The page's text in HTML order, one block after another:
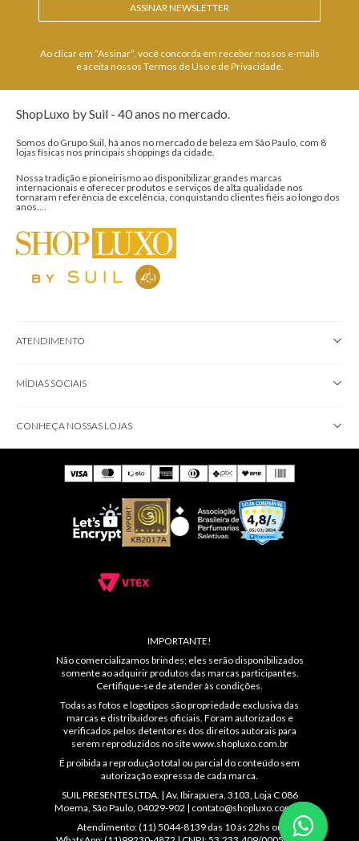
ASSINAR NEWSLETTER
Ao clicar em “Assinar”, você concorda em receber nossos e-mails
e aceita nossos Termos de Uso e de Privacidade.
ShopLuxo by Suil - 40 anos no mercado.
Somos do Grupo Suil, há anos no mercado de beleza em São Paulo, com 8
lojas físicas nos principais shoppings da cidade.
Nossa tradição e pioneirismo ao disponibilizar grandes marcas
internacionais e oferecer produtos e serviços de alta qualidade nos
tornaram referência de excelência, conquistando clientes fiéis ao longo dos
anos....
ATENDIMENTO
MÍDIAS SOCIAIS
CONHEÇA NOSSAS LOJAS
IMPORTANTE!
Não comercializamos brindes; eles serão disponibilizados
somente ao adquirir produtos das marcas participantes.
Certifique-se de atender às condições.
Todas as fotos e logotipos são propriedade exclusiva das
marcas e distribuidores oficiais. Foram autorizados e
verificados pelos detentores dos direitos autorais para
serem reproduzidos no sitewww.shopluxo.com.br
É proibida a reprodução total ou parcial do conteúdo sem
autorização expressa de cada marca.
SUIL PRESENTES LTDA. | Av. Ibirapuera, 3103, Loja C 086
Moema, São Paulo, 04029-902 | contato@shopluxo.com.br
Atendimento: (11) 5044-8139 das 10 ás 22hs ou